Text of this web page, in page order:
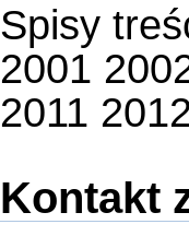
Spisy
2001
2011
Kontakt